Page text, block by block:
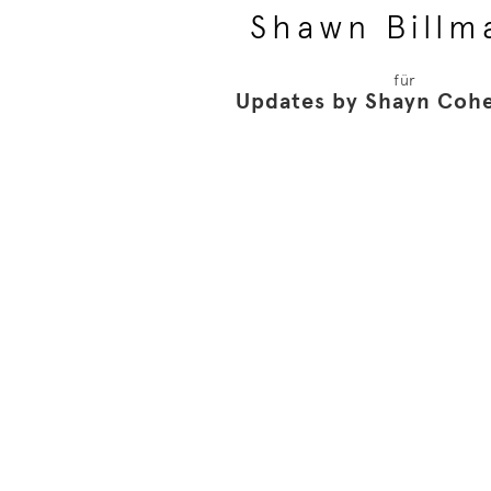
Shawn
für
Updates by Shayn